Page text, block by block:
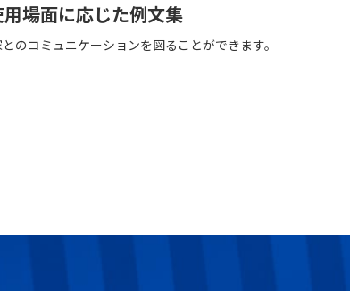
場面に応じた例文集
のコミュニケーションを図ることができます。